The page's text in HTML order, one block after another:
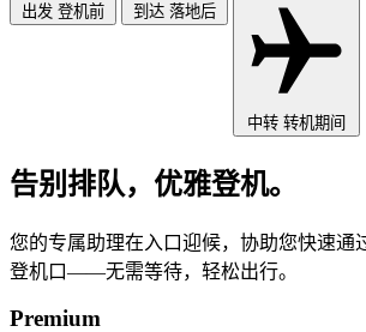
出发 登机前 到达 落地后
中转 转机期间
告别排队，优雅登机。
您的专属助理在入口迎候，协助您快速通
登机口——无需等待，轻松出行。
Premium